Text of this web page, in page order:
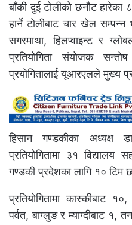
बाँकी दुई टोलीको छनौट हारेका
हार्ने टोलीबाट चार खेल
सगरमाथा, हिलप्वाइन्ट र
प्रतियोगिता संयोजक
प्रयोगितालाई यूआरएलले मुख्य
हिसान गण्डकीका अध्यक्ष
प्रतियोगितामा ३१ विद्यालय
गण्डकी प्रदेशका लागि १० टिम
प्रतियोगितामा कास्कीबाट
पर्वत, बाग्लुङ र म्याग्दीबाट १,